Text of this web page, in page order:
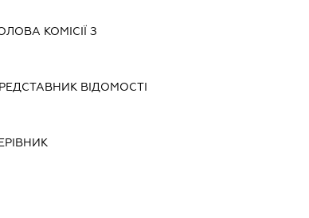
КОМІСІЇ З
ВІДОМОСТІ